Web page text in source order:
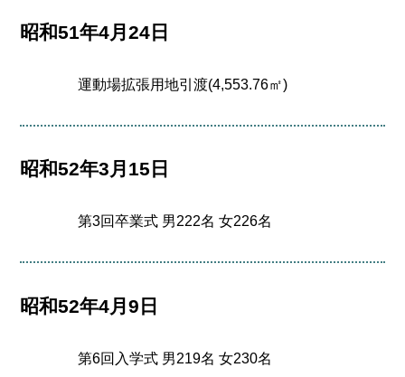
昭和51年4月24日
運動場拡張用地引渡(4,553.76㎡)
昭和52年3月15日
第3回卒業式 男222名 女226名
昭和52年4月9日
第6回入学式 男219名 女230名